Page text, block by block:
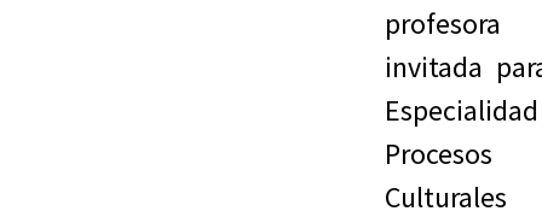
profesora
invitada
Procesos
Culturales